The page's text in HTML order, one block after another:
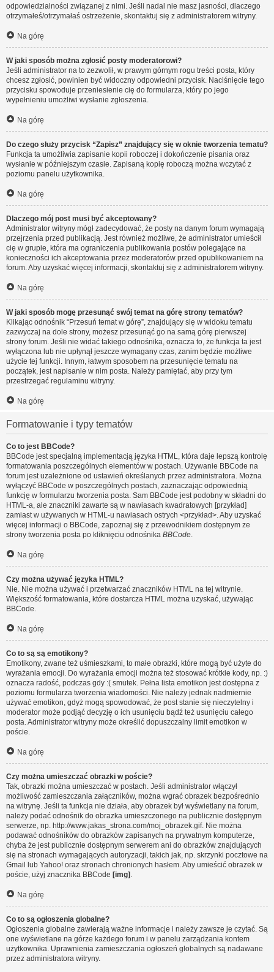
odpowiedzialności związanej z nimi. Jeśli nadal nie masz jasności, dlaczego
otrzymałeś/otrzymałaś ostrzeżenie, skontaktuj się z administratorem witryny.
Na górę
W jaki sposób można zgłosić posty moderatorowi?
Jeśli administrator na to zezwolił, w prawym górnym rogu treści posta, który
chcesz zgłosić, powinien być widoczny odpowiedni przycisk. Naciśnięcie tego
przycisku spowoduje przeniesienie cię do formularza, który po jego
wypełnieniu umożliwi wysłanie zgłoszenia.
Na górę
Do czego służy przycisk “Zapisz” znajdujący się w oknie tworzenia tematu?
Funkcja ta umożliwia zapisanie kopii roboczej i dokończenie pisania oraz
wysłanie w późniejszym czasie. Zapisaną kopię roboczą można wczytać z
poziomu panelu użytkownika.
Na górę
Dlaczego mój post musi być akceptowany?
Administrator witryny mógł zadecydować, że posty na danym forum wymagają
przejrzenia przed publikacją. Jest również możliwe, że administrator umieścił
cię w grupie, która ma ograniczenia publikowania postów polegające na
konieczności ich akceptowania przez moderatorów przed opublikowaniem na
forum. Aby uzyskać więcej informacji, skontaktuj się z administratorem witryny.
Na górę
W jaki sposób mogę przesunąć swój temat na górę strony tematów?
Klikając odnośnik “Przesuń temat w górę”, znajdujący się w widoku tematu
zazwyczaj na dole strony, możesz przesunąć go na samą górę pierwszej
strony forum. Jeśli nie widać takiego odnośnika, oznacza to, że funkcja ta jest
wyłączona lub nie upłynął jeszcze wymagany czas, zanim będzie możliwe
użycie tej funkcji. Innym, łatwym sposobem na przesunięcie tematu na
początek, jest napisanie w nim posta. Należy pamiętać, aby przy tym
przestrzegać regulaminu witryny.
Na górę
Formatowanie i typy tematów
Co to jest BBCode?
BBCode jest specjalną implementacją języka HTML, która daje lepszą kontrolę
formatowania poszczególnych elementów w postach. Używanie BBCode na
forum jest uzależnione od ustawień określanych przez administratora. Można
wyłączyć BBCode w poszczególnych postach, zaznaczając odpowiednią
funkcję w formularzu tworzenia posta. Sam BBCode jest podobny w składni do
HTML-a, ale znaczniki zawarte są w nawiasach kwadratowych [przykład]
zamiast w używanych w HTML-u nawiasach ostrych <przykład>. Aby uzyskać
więcej informacji o BBCode, zapoznaj się z przewodnikiem dostępnym ze
strony tworzenia posta po kliknięciu odnośnika BBCode.
Na górę
Czy można używać języka HTML?
Nie. Nie można używać i przetwarzać znaczników HTML na tej witrynie.
Większość formatowania, które dostarcza HTML można uzyskać, używając
BBCode.
Na górę
Co to są są emotikony?
Emotikony, zwane też uśmieszkami, to małe obrazki, które mogą być użyte do
wyrażania emocji. Do wyrażania emocji można też stosować krótkie kody, np. :)
oznacza radość, podczas gdy :( smutek. Pełna lista emotikon jest dostępna z
poziomu formularza tworzenia wiadomości. Nie należy jednak nadmiernie
używać emotikon, gdyż mogą spowodować, że post stanie się nieczytelny i
moderator może podjąć decyzję o ich usunięciu bądź też usunięciu całego
posta. Administrator witryny może określić dopuszczalny limit emotikon w
poście.
Na górę
Czy można umieszczać obrazki w poście?
Tak, obrazki można umieszczać w postach. Jeśli administrator włączył
możliwość zamieszczania załączników, można wgrać obrazek bezpośrednio
na witrynę. Jeśli ta funkcja nie działa, aby obrazek był wyświetlany na forum,
należy podać odnośnik do obrazka umieszczonego na publicznie dostępnym
serwerze, np. http://www.jakas_strona.com/moj_obrazek.gif. Nie można
podawać odnośników do obrazków zapisanych na prywatnym komputerze,
chyba że jest publicznie dostępnym serwerem ani do obrazków znajdujących
się na stronach wymagających autoryzacji, takich jak, np. skrzynki pocztowe na
Gmail lub Yahoo! oraz stronach chronionych hasłem. Aby umieścić obrazek w
poście, użyj znacznika BBCode [img] .
Na górę
Co to są ogłoszenia globalne?
Ogłoszenia globalne zawierają ważne informacje i należy zawsze je czytać. Są
one wyświetlane na górze każdego forum i w panelu zarządzania kontem
użytkownika. Uprawnienia zamieszczania ogłoszeń globalnych są nadawane
przez administratora witryny.